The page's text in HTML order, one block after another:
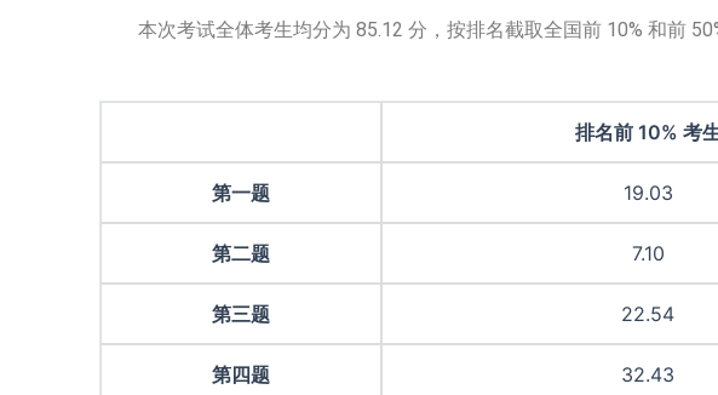
本次考试全体考生均分为 85.12 分，按排名截取全国前 10% 和前
排名前 10% 考
第一题 19.03
第二题 7.10
第三题 22.54
第四题 32.43